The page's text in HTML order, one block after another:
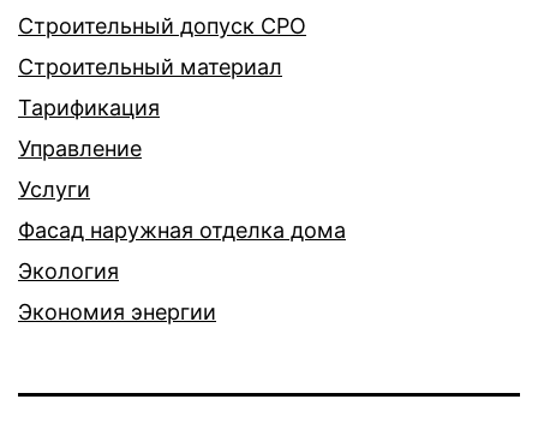
Строительный допуск СРО
Строительный материал
Тарификация
Управление
Услуги
Фасад наружная отделка дома
Экология
Экономия энергии